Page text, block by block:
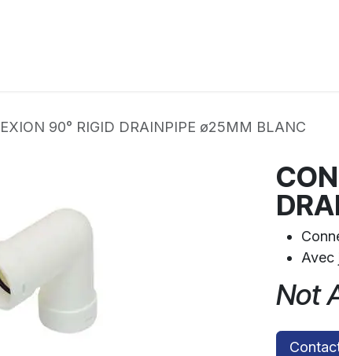
90° RIGID DRAINPIPE ø25MM BLANC
Avec
Not